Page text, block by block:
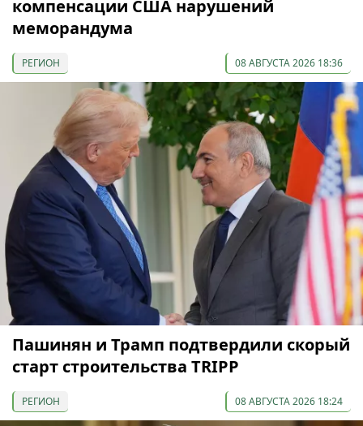
компенсации США нарушений
меморандума
РЕГИОН 08 АВГУСТА 2026 18:36
Пашинян и Трамп подтвердили скорый
старт строительства TRIPP
РЕГИОН 08 АВГУСТА 2026 18:24